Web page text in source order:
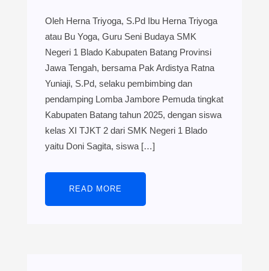
Oleh Herna Triyoga, S.Pd Ibu Herna Triyoga
atau Bu Yoga, Guru Seni Budaya SMK
Negeri 1 Blado Kabupaten Batang Provinsi
Jawa Tengah, bersama Pak Ardistya Ratna
Yuniaji, S.Pd, selaku pembimbing dan
pendamping Lomba Jambore Pemuda tingkat
Kabupaten Batang tahun 2025, dengan siswa
kelas XI TJKT 2 dari SMK Negeri 1 Blado
yaitu Doni Sagita, siswa […]
READ MORE